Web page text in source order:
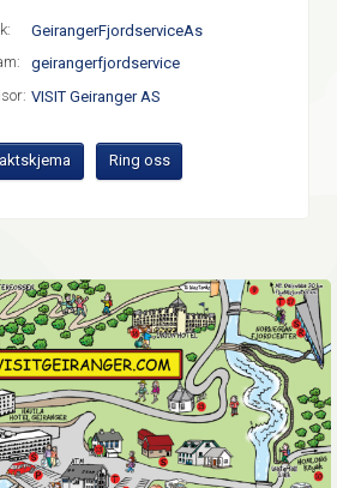
GeirangerFjordserviceAs
geirangerfjordservice
VISIT Geiranger AS
Ring oss